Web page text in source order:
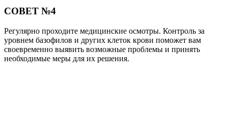
СОВЕТ №4
Регулярно проходите медицинские осмотры. Контроль за
уровнем базофилов и других клеток крови поможет вам
своевременно выявить возможные проблемы и принять
необходимые меры для их решения.